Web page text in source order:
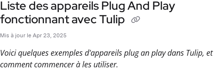
Liste des appareils Plug And Play
fonctionnant avec Tulip
Mis à jour le Apr 23, 2025
Voici quelques exemples d'appareils plug an play dans Tulip, et
comment commencer à les utiliser.